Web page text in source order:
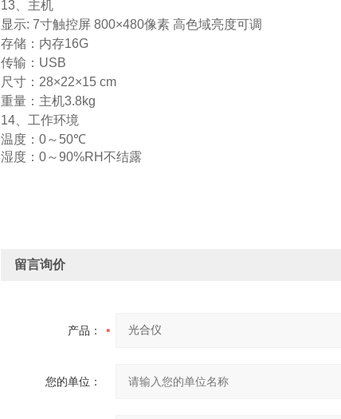
13、主机
显示: 7寸触控屏 800×480像素 高色域亮度可调
存储：内存16G
传输： USB
尺寸： 28×22×15 cm
重量：主机3.8kg
14、工作环境
温度： 0～ 50℃
湿度： 0～90%RH不结露
留言询价
产品：
您的单位：